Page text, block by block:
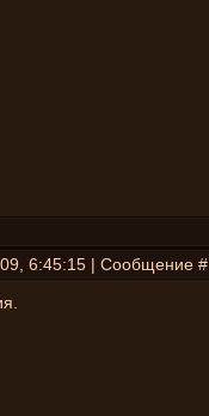
09, 6:45:15 | Сообщение #